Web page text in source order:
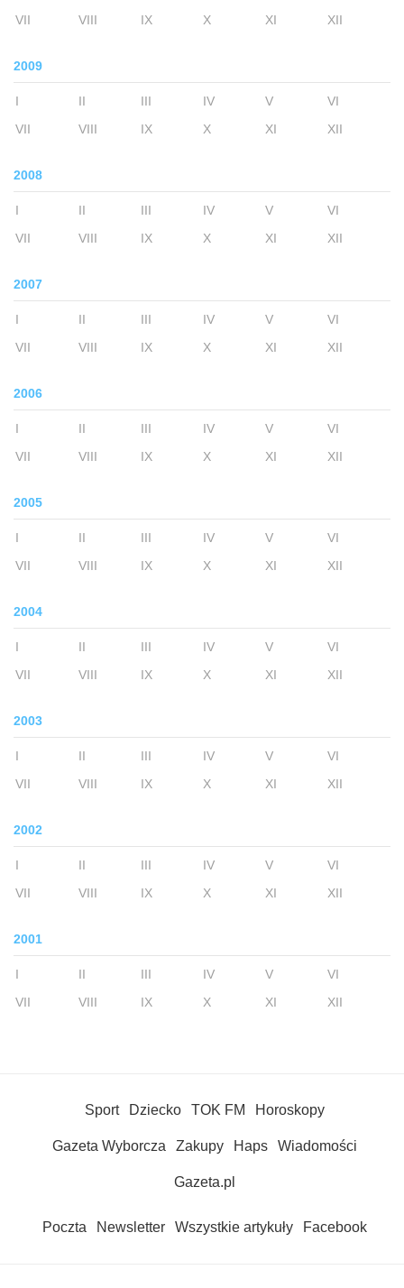
VII
VIII IX X XI XII
2009
I II III IV V
VI
VII
VIII IX X XI XII
2008
I II III IV V
VI
VII
VIII IX X XI XII
2007
I II III IV V
VI
VII
VIII IX X XI XII
2006
I II III IV V
VI
VII
VIII IX X XI XII
2005
I II III IV V
VI
VII
VIII IX X XI XII
2004
I II III IV V
VI
VII
VIII IX X XI XII
2003
I II III IV V
VI
VII
VIII IX X XI XII
2002
I II III IV V
VI
VII
VIII IX X XI XII
2001
I II III IV V
VI
VII
VIII IX X XI XII
Sport Dziecko TOK FM Horoskopy
Gazeta Wyborcza Zakupy Haps Wiadomości
Gazeta.pl
Poczta Newsletter Wszystkie artykuły Facebook